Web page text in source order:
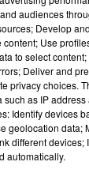
cette
qui aura lieu
Nous
le
Nous
l'affiche de
sur l'adresse
Pour
mail
audiences
Develop
Use
to select
Deliver and
privacy choices.
as IP
Identify devices
geolocation data;
different devices;
automatically.